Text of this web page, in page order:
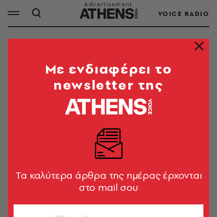
VOICE RADIO
ΤΖΑΜΙ
ΟΛΑ ΤΑ ΑΡΘΡΑ ΤΟΥ TAG
ΚΟΙΝΩΝΙΑ
Άγιο Παντελεήμονα - Θα απελαθούν
οι υπεύθυνοι του χώρου
Mε ενδιαφέρει το
newsletter της
Tα καλύτερα άρθρα της ημέρας έρχονται
στο mail σου